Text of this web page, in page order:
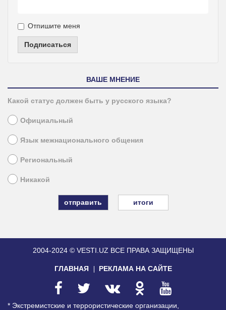
Отпишите меня
Подписаться
ВАШЕ МНЕНИЕ
Какой статус должен быть у русского языка?
Официальный
Язык межнационального общения
Региональный
Никакой
итоги
2004-2024 © VESTI.UZ ВСЕ ПРАВА ЗАЩИЩЕНЫ
ГЛАВНАЯ РЕКЛАМА НА САЙТЕ
* Экстремистские и террористические организации,